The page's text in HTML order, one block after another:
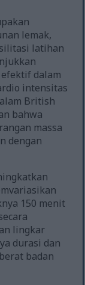
lemak,
latihan
dalam
intensitas
British
bahwa
massa
dengan
150 menit
lingkar
durasi dan
badan